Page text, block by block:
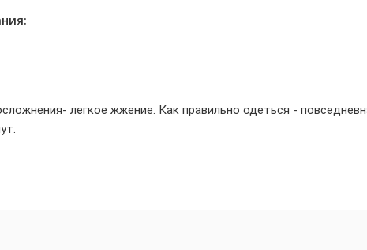
легкое жжение. Как правильно одеться -